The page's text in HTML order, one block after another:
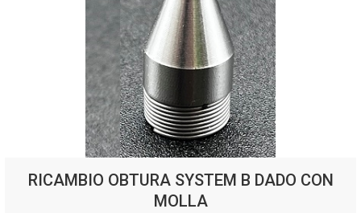
RICAMBIO OBTURA SYSTEM B DADO CON
MOLLA